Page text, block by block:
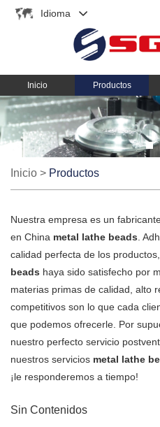
Idioma
Inicio Productos
Inicio > Productos
Nuestra empresa es un
en China metal lathe beads .
calidad perfecta de los
beads haya sido satisfecho por
materias primas de calidad, alto
competitivos son lo que cada
que podemos ofrecerle. Por
nuestro perfecto servicio
nuestros servicios metal lathe
¡le responderemos a tiempo!
Sin Contenidos